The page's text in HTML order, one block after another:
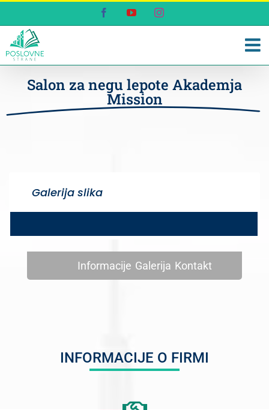
content
FacebookYouTubeInstagram
Salon za negu lepote Akademja
Mission
Galerija slika
Informacije Galerija Kontakt
INFORMACIJE O FIRMI